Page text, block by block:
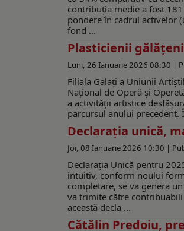
contribuția medie a fost
pondere în cadrul activelor
fond ...
Plasticienii
Luni, 26 Ianuarie 2026 08:30 |
Filiala Galaţi a Uniunii
Național de Operă și
a activității artistice
parcursul anului
Declarația unică,
Joi, 08 Ianuarie 2026 10:30 |
Declarația Unică pentru
intuitiv, conform noului
completare, se va genera
va trimite către
această decla ...
Cătălin Predoiu,